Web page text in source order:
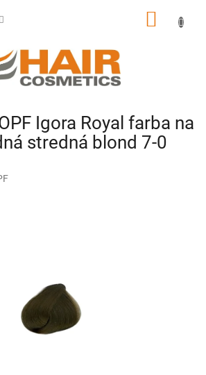
Igora Royal farba na
stredná blond 7-0